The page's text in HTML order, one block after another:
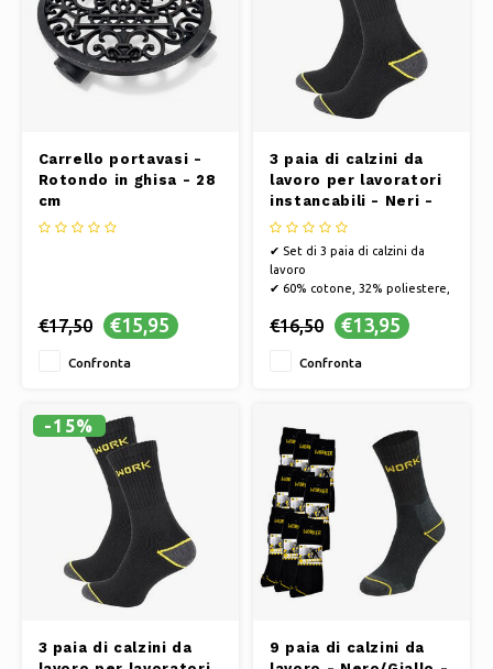
Carrello portavasi -
Rotondo in ghisa - 28
cm
€17,50 €15,95
Confronta
3 paia di calzini da
lavoro per lavoratori
instancabili - Neri -
Taglia 43-46
✔ Set di 3 paia di calzini da
lavoro
✔ 60% cotone, 32% poliestere,
✔ Taglia 43-46
€16,50 €13,95
Confronta
-15%
3 paia di calzini da
9 paia di calzini da